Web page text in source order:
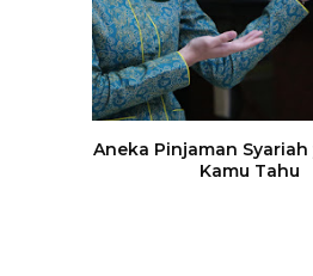
Aneka Pinjaman Syariah
Kamu Tahu